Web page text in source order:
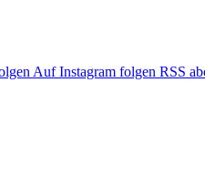
Auf Instagram folgen RSS